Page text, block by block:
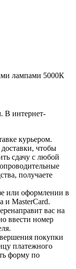
лампами 5000К
В интернет-
курьером.
чтобы
сдачу с любой
получаете
или оформлении в
и MasterCard.
вас на
ввести номер
покупки
платежного
форму по